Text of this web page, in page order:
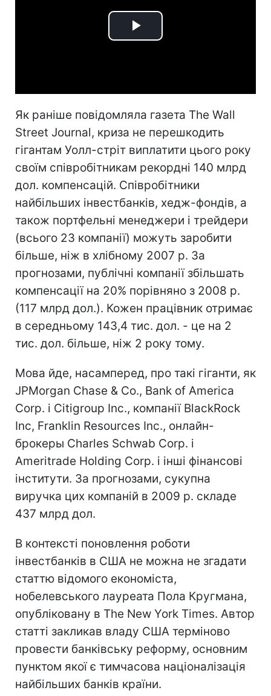
Play
Як раніше повідомляла газета The Wall
Street Journal, криза не перешкодить
гігантам Уолл-cтріт виплатити цього року
своїм співробітникам рекордні 140 млрд
дол. компенсацій. Співробітники
найбільших інвестбанків, хедж-фондів, а
також портфельні менеджери і трейдери
(всього 23 компанії) можуть заробити
більше, ніж в хлібному 2007 р. За
прогнозами, публічні компанії збільшать
компенсації на 20% порівняно з 2008 р.
(117 млрд дол.). Кожен працівник отримає
в середньому 143,4 тис. дол. - це на 2
тис. дол. більше, ніж 2 року тому.
Мова йде, насамперед, про такі гіганти, як
JPMorgan Chase & Co., Bank of America
Corp. і Citigroup Inc., компанії BlackRock
Inc, Franklin Resources Inc., онлайн-
брокеры Charles Schwab Corp. і
Ameritrade Holding Corp. і інші фінансові
інститути. За прогнозами, сукупна
виручка цих компаній в 2009 р. складе
437 млрд дол.
В контексті поновлення роботи
інвестбанків в США не можна не згадати
статтю відомого економіста,
нобелевського лауреата Пола Кругмана,
опубліковану в The New York Times. Автор
статті закликав владу США терміново
провести банківську реформу, основним
пунктом якої є тимчасова націоналізація
найбільших банків країни.